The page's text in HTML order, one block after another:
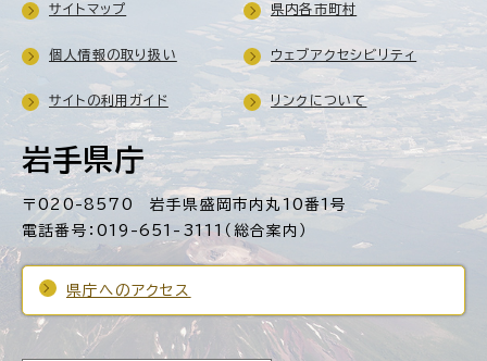
岩手県庁
〒020-8570 岩手県盛岡市内丸10番1号
電話番号：019-651-3111（総合案内）
県庁へのアクセス
サイトマップ 県内各市町村
個人情報の取り扱い ウェブアクセシビリティ
サイトの利用ガイド リンクについて